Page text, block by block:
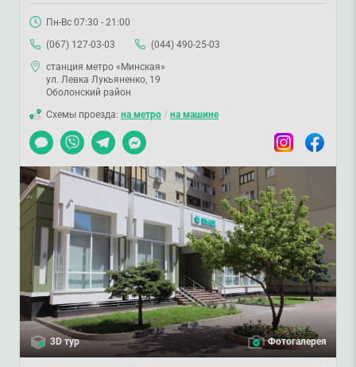
Пн-Вс 07:30 - 21:00
(067) 127-03-03
(044) 490-25-03
станция метро «Минская»
ул. Левка Лукьяненко, 19
Оболонский район
Схемы проезда: на метро / на машине
Чат
Viber TelegramMessenger InstagramFacebook
3D тур Фотогалерея